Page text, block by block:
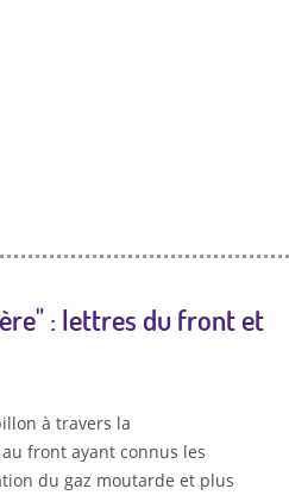
: lettres du front et
à travers la
front ayant connus les
du gaz moutarde et plus